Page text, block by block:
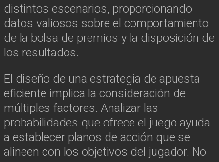
distintos escenarios, proporcionando
datos valiosos sobre el comportamiento
de la bolsa de premios y la disposición de
los resultados.
El diseño de una estrategia de apuesta
eficiente implica la consideración de
múltiples factores. Analizar las
probabilidades que ofrece el juego ayuda
a establecer planos de acción que se
alineen con los objetivos del jugador. No